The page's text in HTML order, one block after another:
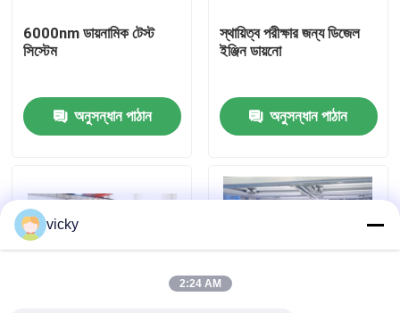
খবর
মামলা
টর্ক ডায়নামিটার
6000nm ডায়নামিক টেস্ট
সিস্টেম
অনুসন্ধান পাঠান
স্থায়িত্ব পরীক্ষার জন্য ডিজেল
ইঞ্জিন ডায়নো
অনুসন্ধান পাঠান
vicky
2:24 AM